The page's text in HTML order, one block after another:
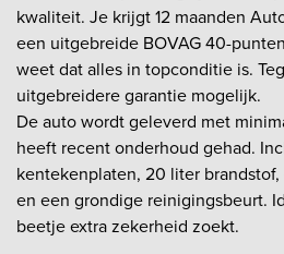
kwaliteit. Je krijgt 12 maanden
een uitgebreide BOVAG 40-
weet dat alles in topconditie is.
uitgebreidere garantie mogelijk.
De auto wordt geleverd met
heeft recent onderhoud gehad.
kentekenplaten, 20 liter
en een grondige reinigingsbeurt.
beetje extra zekerheid zoekt.